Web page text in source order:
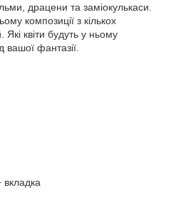
драцени та заміокулькаси.
композиції з кількох
квіти будуть у ньому
фантазії.